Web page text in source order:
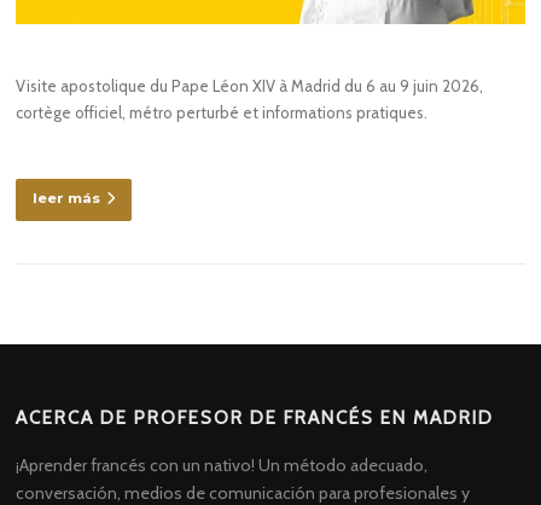
Visite apostolique du Pape Léon XIV à Madrid du 6 au 9 juin 2026,
cortège officiel, métro perturbé et informations pratiques.
leer más
ACERCA DE PROFESOR DE FRANCÉS EN MADRID
¡Aprender francés con un nativo! Un método adecuado,
conversación, medios de comunicación para profesionales y